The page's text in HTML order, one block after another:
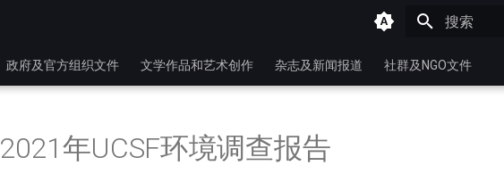
政府及官方组织文件 文学作品和艺术创作 杂志及新闻报道 社群及NGO文件
2021年UCSF环境调查报告